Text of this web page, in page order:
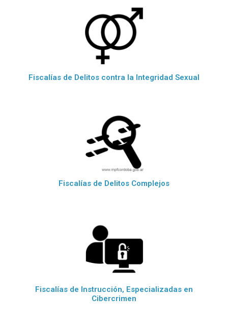
Fiscalías de Delitos contra la Integridad Sexual
Fiscalías de Delitos Complejos
Fiscalías de Instrucción, Especializadas en
Cibercrimen